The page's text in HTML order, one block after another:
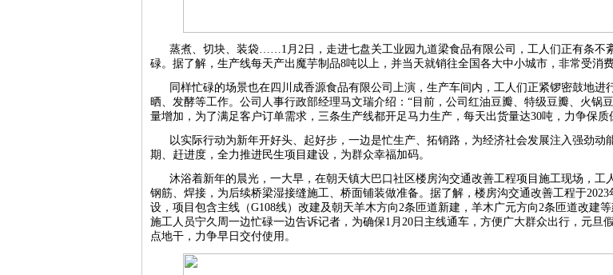
蒸煮、切块、装袋……1月2日，走进七盘关工业园九道梁食品有限公司，工人们正有条不
碌。据了解，生产线每天产出魔芋制品8吨以上，并当天就销往全国各大中小城市，非常受消费
同样忙碌的场景也在四川成香源食品有限公司上演，生产车间内，工人们正紧锣密鼓地进
晒、发酵等工作。公司人事行政部经理马文瑞介绍：“目前，公司红油豆瓣、特级豆瓣、火锅
量增加，为了满足客户订单需求，三条生产线都开足马力生产，每天出货量达30吨，力争保质
以实际行动为新年开好头、起好步，一边是忙生产、拓销路，为经济社会发展注入强劲动
期、赶进度，全力推进民生项目建设，为群众幸福加码。
沐浴着新年的晨光，一大早，在朝天镇大巴口社区楼房沟交通改善工程项目施工现场，工
钢筋、焊接，为后续桥梁湿接缝施工、桥面铺装做准备。据了解，楼房沟交通改善工程于2023
设，项目包含主线（G108线）改建及朝天羊木方向2条匝道新建，羊木广元方向2条匝道改建
施工人员宁久周一边忙碌一边告诉记者，为确保1月20日主线通车，方便广大群众出行，元旦
点地干，力争早日交付使用。